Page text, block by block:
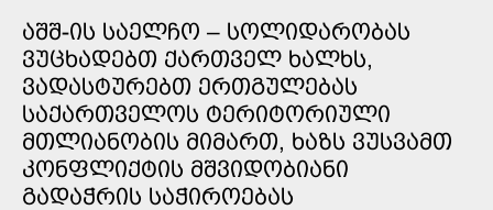
ᲐᲨᲨ-ᲘᲡ ᲡᲐᲔᲚᲩᲝ – ᲡᲝᲚᲘᲓᲐᲠᲝᲑᲐᲡ
ᲕᲣᲪᲮᲐᲓᲔᲑᲗ ᲥᲐᲠᲗᲕᲔᲚ ᲮᲐᲚᲮᲡ,
ᲕᲐᲓᲐᲡᲢᲣᲠᲔᲑᲗ ᲔᲠᲗᲒᲣᲚᲔᲑᲐᲡ
ᲡᲐᲥᲐᲠᲗᲕᲔᲚᲝᲡ ᲢᲔᲠᲘᲢᲝᲠᲘᲣᲚᲘ
ᲛᲗᲚᲘᲐᲜᲝᲑᲘᲡ ᲛᲘᲛᲐᲠᲗ, ᲮᲐᲖᲡ ᲕᲣᲡᲕᲐᲛᲗ
ᲙᲝᲜᲤᲚᲘᲥᲢᲘᲡ ᲛᲨᲕᲘᲓᲝᲑᲘᲐᲜᲘ
ᲒᲐᲓᲐᲭᲠᲘᲡ ᲡᲐᲭᲘᲠᲝᲔᲑᲐᲡ